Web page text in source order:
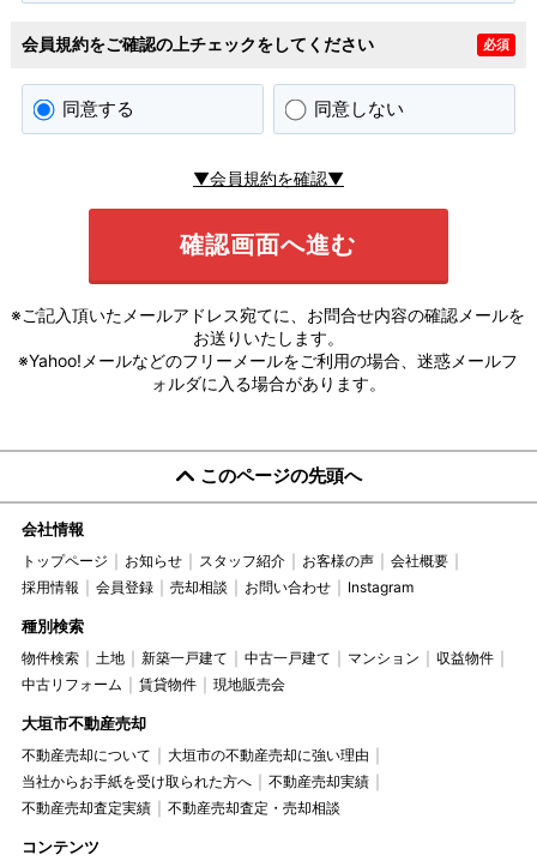
会員規約をご確認の上チェックをしてください 必須
同意する 同意しない
▼会員規約を確認▼
※ご記入頂いたメールアドレス宛てに、お問合せ内容の確認メールを
お送りいたします。
※Yahoo!メールなどのフリーメールをご利用の場合、迷惑メールフ
ォルダに入る場合があります。
このページの先頭へ
会社情報
トップページ お知らせ スタッフ紹介 お客様の声
会社概要
採用情報
会員登録 売却相談 お問い合わせ Instagram
種別検索
物件検索 土地 新築一戸建て 中古一戸建て マンション
収益物件
中古リフォーム
賃貸物件 現地販売会
大垣市不動産売却
不動産売却について
大垣市の不動産売却に強い理由
当社からお手紙を受け取られた方へ
不動産売却実績
不動産売却査定実績
不動産売却査定・売却相談
コンテンツ